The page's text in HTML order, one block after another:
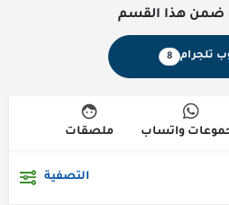
ضمن هذا القسم
تلجرام 8
واتساب ملصقات
التصفية